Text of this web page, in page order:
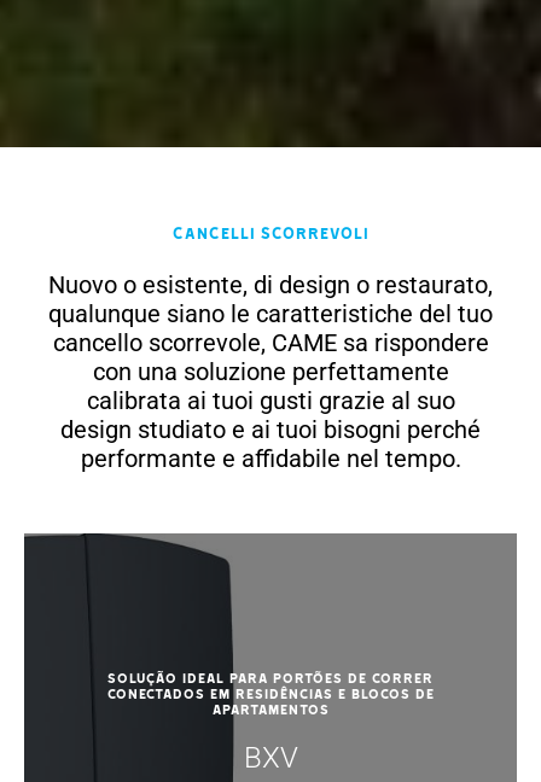
Cancelli scorrevoli
Nuovo o esistente, di design o restaurato,
qualunque siano le caratteristiche del tuo
cancello scorrevole, CAME sa rispondere
con una soluzione perfettamente
calibrata ai tuoi gusti grazie al suo
design studiato e ai tuoi bisogni perché
performante e affidabile nel tempo.
Solução ideal para portões de correr
conectados em residências e blocos de
apartamentos
BXV